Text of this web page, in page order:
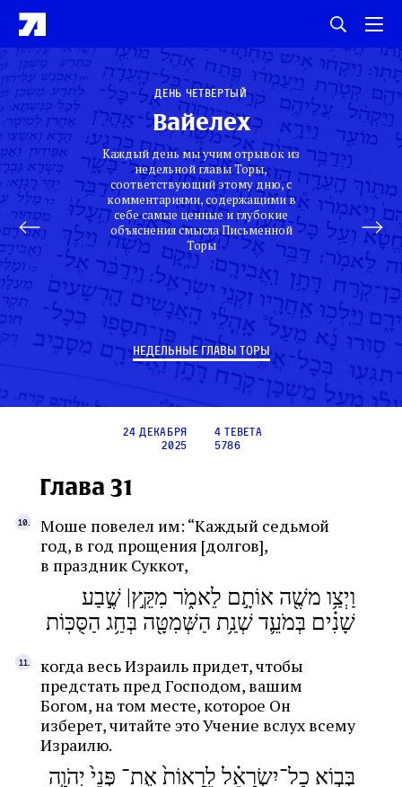
День четвертый
Вайелех
Каждый день мы учим отрывок из
недельной главы Торы,
соответствующий этому дню, с
комментариями, содержащими в
себе самые ценные и глубокие
объяснения смысла Письменной
Торы
НЕДЕЛЬНЫЕ ГЛАВЫ ТОРЫ
24 декабря
2025
4 тевета
5786
Глава 31
Моше повелел им: “Каждый седьмой
год, в год прощения [долгов],
в праздник Суккот,
וַיְצַ֥ו משֶׁ֖ה אוֹתָ֣ם לֵאמֹ֑ר מִקֵּ֣ץ| שֶׁ֣בַע
שָׁנִ֗ים בְּמֹעֵ֛ד שְׁנַ֥ת הַשְּׁמִטָּ֖ה בְּחַ֥ג הַסֻּכּֽוֹת
когда весь Израиль придет, чтобы
предстать пред Господом, вашим
Богом, на том месте, которое Он
изберет, читайте это Учение вслух всему
Израилю.
בְּב֣וֹא כָל־יִשְׂרָאֵ֗ל לֵֽרָאוֹת֙ אֶת־ פְּנֵי֙ יְהֹוָ֣ה